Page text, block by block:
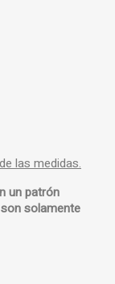
las medidas.
unpatrón
solamente